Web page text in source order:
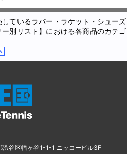
ているラバー・ラケット・シュー
別リスト】における各商品のカテ
谷区幡ヶ谷1-1-1 ニッコービル3F